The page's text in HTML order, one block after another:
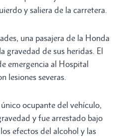
y saliera de la carretera.
una pasajera de la Honda
gravedad de sus heridas. El
emergencia al Hospital
lesiones severas.
ocupante del vehículo,
y fue arrestado bajo
efectos del alcohol y las